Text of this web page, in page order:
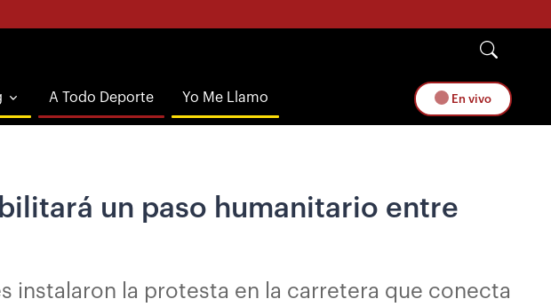
A Todo Deporte Yo Me Llamo En vivo
un paso humanitario entre
instalaron la protesta en la carretera que conecta